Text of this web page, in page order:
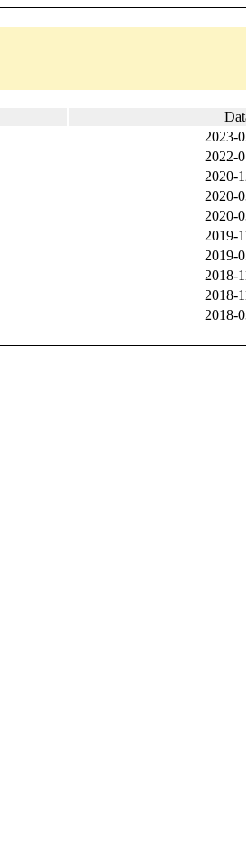
2023-
2022-
2020-
2020-
2020-
2019-
2019-
2018-
2018-
2018-